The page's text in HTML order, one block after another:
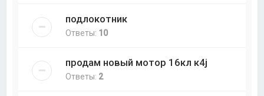
подлокотник
Ответы: 10
продам новый мотор 16кл к4j
Ответы: 2